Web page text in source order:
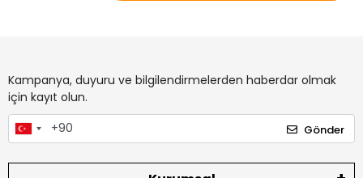
Kampanya, duyuru ve bilgilendirmelerden haberdar olmak
için kayıt olun.
Gönder